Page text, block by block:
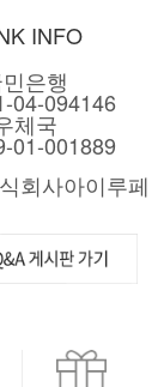
INFO
은행
04-094146
체국
01-001889
회사아이루페